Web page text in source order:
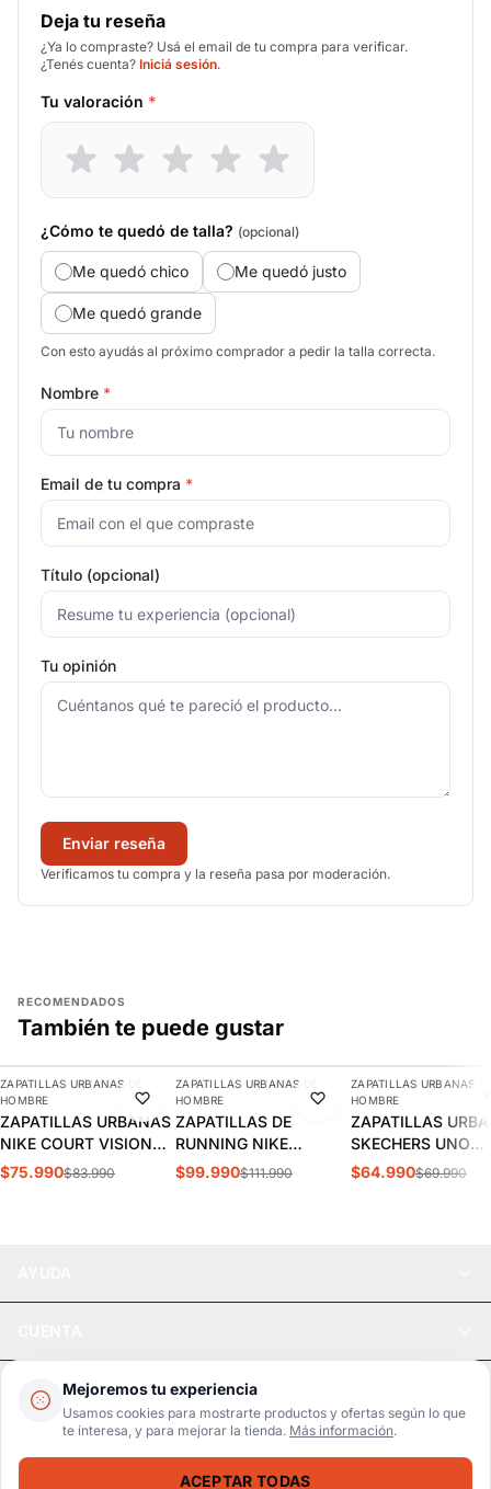
Mejoremos tu experiencia
Usamos cookies para mostrarte productos y ofertas según lo que
te interesa, y para mejorar la tienda. Más información.
ACEPTAR TODAS
Deja tu reseña
¿Ya lo compraste? Usá el email de tu compra para verificar.
¿Tenés cuenta? Iniciá sesión.
Tu valoración *
¿Cómo te quedó de talla? (opcional)
Me quedó chico Me quedó justo
Me quedó grande
Con esto ayudás al próximo comprador a pedir la talla correcta.
Nombre *
Email de tu compra *
Título (opcional)
Tu opinión
Enviar reseña
Verificamos tu compra y la reseña pasa por moderación.
RECOMENDADOS
También te puede gustar
-10%
AGREGAR
ZAPATILLAS URBANAS DE
HOMBRE
ZAPATILLAS URBANAS
NIKE COURT VISION
LOW HOMBRE |
$75.990$83.990
-11%
AGREGAR
ZAPATILLAS URBANAS DE
HOMBRE
ZAPATILLAS DE
RUNNING NIKE
INITIATOR HOMBRE |
$99.990$111.990
-7%
ZAPATILLAS URBANAS
HOMBRE
ZAPATILLAS
SKECHERS UNO
STAND HOMBRE |
$64.990$69.990
LEGAL
Pago seguro SSL / Datos protegidos